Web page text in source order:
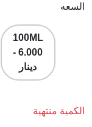
السعه
100ML
- 6.000
دينار
الكمية منتهية